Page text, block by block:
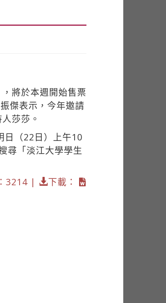
將於本週開始售票
傑表示，今年邀請
莎莎。
日（22日）上午10
尋「淡江大學學生
3214 | 下載：